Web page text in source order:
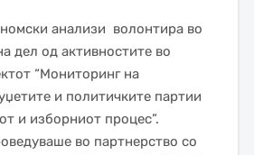
анализи волонтира во
дел од активностите во
“Мониторинг на
и политичките партии
и изборниот процес”.
во партнерство со